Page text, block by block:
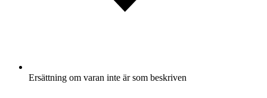
Ersättning om varan inte är som beskriven